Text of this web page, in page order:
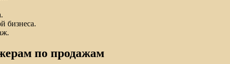
бизнеса.
по продажам